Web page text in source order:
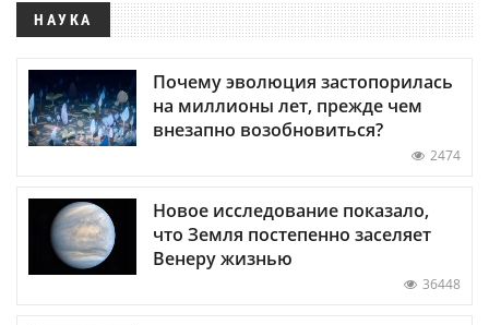
НАУКА
Почему эволюция застопорилась
на миллионы лет, прежде чем
внезапно возобновиться?
2474
Новое исследование показало,
что Земля постепенно заселяет
Венеру жизнью
36448